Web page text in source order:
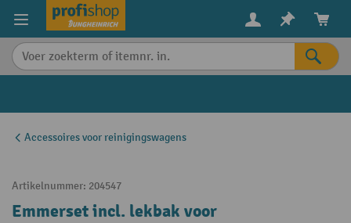
content
Accessoires voor reinigingswagens
Artikelnummer: 204547
Emmerset incl. lekbak voor